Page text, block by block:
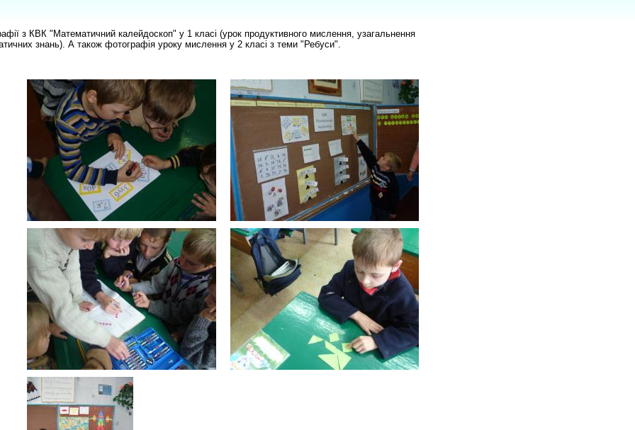
з КВК "Математичний калейдоскоп" у 1 класі (урок продуктивного мислення, узагальнення
знань). А також фотографія уроку мислення у 2 класі з теми "Ребуси".